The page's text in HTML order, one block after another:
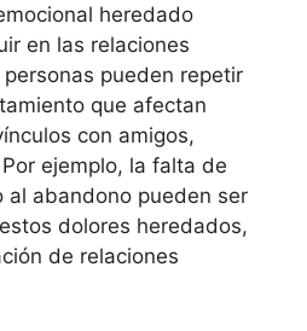
heredado
en las relaciones
pueden repetir
que afectan
con amigos,
ejemplo, la falta de
al abandono pueden ser
dolores heredados,
de relaciones